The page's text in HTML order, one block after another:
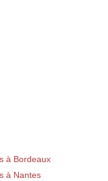
à Bordeaux
à Nantes